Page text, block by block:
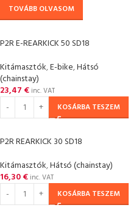
TOVÁBB OLVASOM
P2R E-REARKICK 50 SD18
Kitámasztók,E-bike,Hátsó
(chainstay)
23,47 € inc. VAT
KOSÁRBA TESZEM
P2R REARKICK 30 SD18
Kitámasztók,Hátsó (chainstay)
16,30€ inc. VAT
KOSÁRBA TESZEM